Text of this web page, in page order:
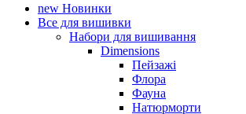
new Новинки
Все для вишивки
Набори для вишивання
Dimensions
Пейзажі
Флора
Фауна
Натюрморти